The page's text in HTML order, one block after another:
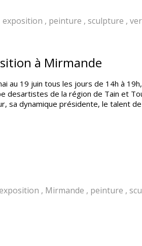
exposition , peinture , sculpture ,
à Mirmande
au 19 juin tous les jours de 14h à
desartistes de la région de Tain et
sa dynamique présidente, le talent
, Mirmande , peinture ,